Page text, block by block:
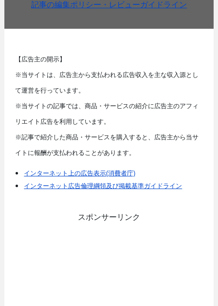
記事の編集ポリシー・レビューガイドライン
【広告主の開示】
※当サイトは、広告主から支払われる広告収入を主な収入源とし
て運営を行っています。
※当サイトの記事では、商品・サービスの紹介に広告主のアフィ
リエイト広告を利用しています。
※記事で紹介した商品・サービスを購入すると、広告主から当サ
イトに報酬が支払われることがあります。
インターネット上の広告表示(消費者庁)
インターネット広告倫理綱領及び掲載基準ガイドライン
スポンサーリンク